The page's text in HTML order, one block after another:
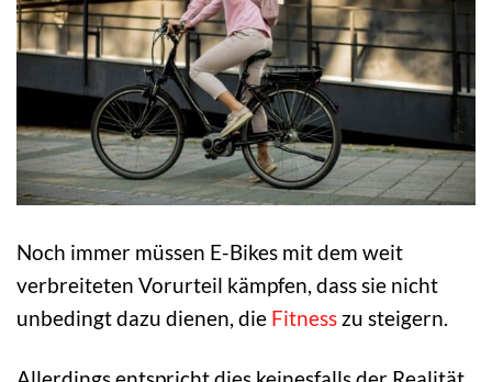
Noch immer müssen E-Bikes mit dem weit
verbreiteten Vorurteil kämpfen, dass sie nicht
unbedingt dazu dienen, die Fitness zu steigern.